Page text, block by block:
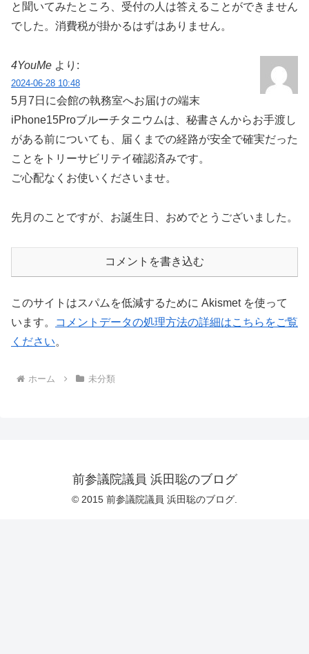
と聞いてみたところ、受付の人は答えることができません
でした。消費税が掛かるはずはありません。
4YouMe より:
2024-06-28 10:48
5月7日に会館の執務室へお届けの端末
iPhone15Proブルーチタニウムは、秘書さんからお手渡し
がある前についても、届くまでの経路が安全で確実だった
ことをトリーサビリテイ確認済みです。
ご心配なくお使いくださいませ。
先月のことですが、お誕生日、おめでとうございました。
コメントを書き込む
このサイトはスパムを低減するために Akismet を使って
います。
コメントデータの処理方法の詳細はこちらをご覧
ください。
ホーム 未分類
前参議院議員 浜田聡のブログ
© 2015 前参議院議員 浜田聡のブログ.